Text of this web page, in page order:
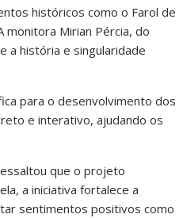
históricos como o Farol de
monitora Mirian Pércia, do
a história e singularidade
para o desenvolvimento dos
e interativo, ajudando os
que o projeto
a iniciativa fortalece a
sentimentos positivos como